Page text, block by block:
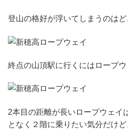
登山の格好が浮いてしまうのはど
終点の山頂駅に行くにはロープウ
2本目の距離が長いロープウェイ
となく２階に乗りたい気分だけ